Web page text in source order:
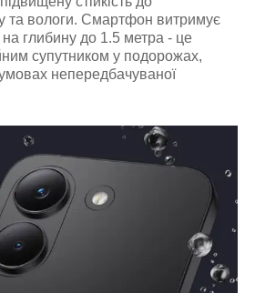
та вологи. Смартфон витримує
глибину до 1.5 метра - це
супутником у подорожах,
непередбачуваної